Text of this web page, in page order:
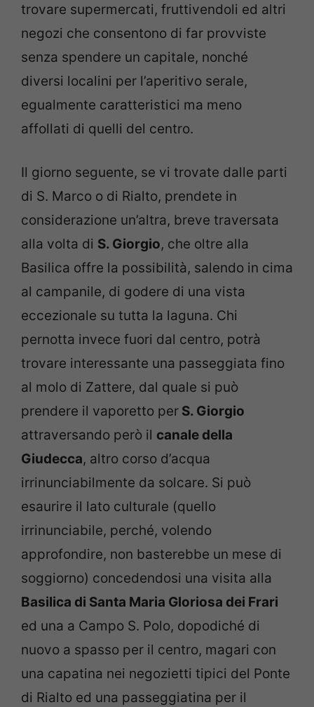
trovare supermercati, fruttivendoli ed altri
negozi che consentono di far provviste
senza spendere un capitale, nonché
diversi localini per l’aperitivo serale,
egualmente caratteristici ma meno
affollati di quelli del centro.
Il giorno seguente, se vi trovate dalle parti
di S. Marco o di Rialto, prendete in
considerazione un’altra, breve traversata
alla volta di S. Giorgio, che oltre alla
Basilica offre la possibilità, salendo in cima
al campanile, di godere di una vista
eccezionale su tutta la laguna. Chi
pernotta invece fuori dal centro, potrà
trovare interessante una passeggiata fino
al molo di Zattere, dal quale si può
prendere il vaporetto per S. Giorgio
attraversando però il canale della
Giudecca, altro corso d’acqua
irrinunciabilmente da solcare. Si può
esaurire il lato culturale (quello
irrinunciabile, perché, volendo
approfondire, non basterebbe un mese di
soggiorno) concedendosi una visita alla
Basilica di Santa Maria Gloriosa dei Frari
ed una a Campo S. Polo, dopodiché di
nuovo a spasso per il centro, magari con
una capatina nei negozietti tipici del Ponte
di Rialto ed una passeggiatina per il